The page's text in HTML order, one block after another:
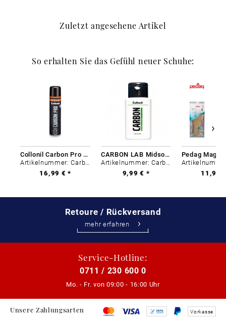
Zuletzt angesehene Artikel
So erhalten Sie das Gefühl neuer Schuhe:
Collonil Carbon Pro 400 ml
Artikelnummer: Carbon-0
16,99 € *
CARBON LAB Midsole Cleaner
Artikelnummer: Carbon-0
9,99 € *
11,99
Retoure / Rückversand
mehr erfahren
Service-Hotline:
0711 / 230 600 0
Mo. - Fr. von 09:00 - 16:00 Uhr
Unsere Zahlungsarten Vorkasse